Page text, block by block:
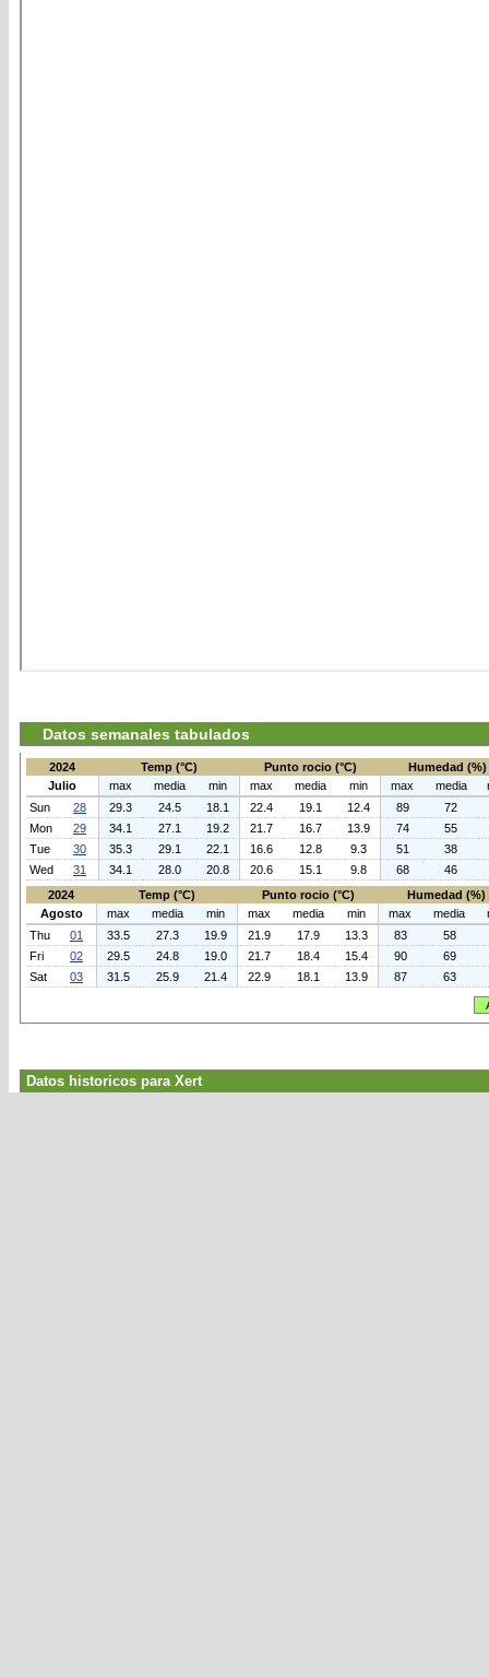
Datos semanales tabulados
2024 Temp (°C) Punto rocio (°C)
Humedad (%)
Julio
max media min max media min max media
Sun
28 29.3 24.5 18.1 22.4 19.1 12.4 89
72
Mon
29 34.1 27.1 19.2 21.7 16.7 13.9 74
55
Tue
30 35.3 29.1 22.1 16.6 12.8 9.3 51
38
Wed
31 34.1 28.0 20.8 20.6 15.1 9.8 68
46
2024
Temp (°C) Punto rocio (°C)
Humedad (%)
Agosto
max media min max media min max media
Thu
01 33.5 27.3 19.9 21.9 17.9 13.3 83
58
Fri
02 29.5 24.8 19.0 21.7 18.4 15.4 90
69
Sat
03 31.5 25.9 21.4 22.9 18.1 13.9 87 63
Datos historicos para Xert